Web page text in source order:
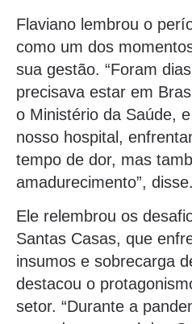
Flaviano lembrou o
como um dos
sua gestão. “Foram
precisava estar em
o Ministério da Saúde,
nosso hospital,
tempo de dor, mas
amadurecimento”, disse.
Ele relembrou os
Santas Casas, que
insumos e sobrecarga
destacou o
setor. “Durante a